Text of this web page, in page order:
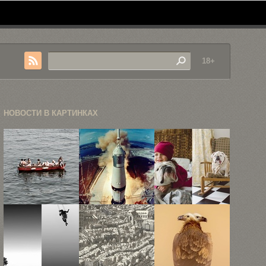
18+
НОВОСТИ В КАРТИНКАХ
Концептуальная
фотография
Фредрика
Бродена
50-летний
юбилей с
момента
старта ...
Дружба
маленькой
девочки и
английского
...